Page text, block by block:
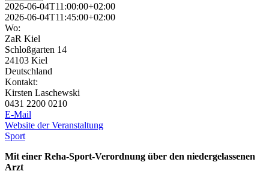
2026-06-04T11:00:00+02:00
2026-06-04T11:45:00+02:00
Wo:
ZaR Kiel
Schloßgarten 14
24103 Kiel
Deutschland
Kontakt:
Kirsten Laschewski
0431 2200 0210
E-Mail
Website der Veranstaltung
Sport
Mit einer Reha-Sport-Verordnung über den niedergelassenen
Arzt